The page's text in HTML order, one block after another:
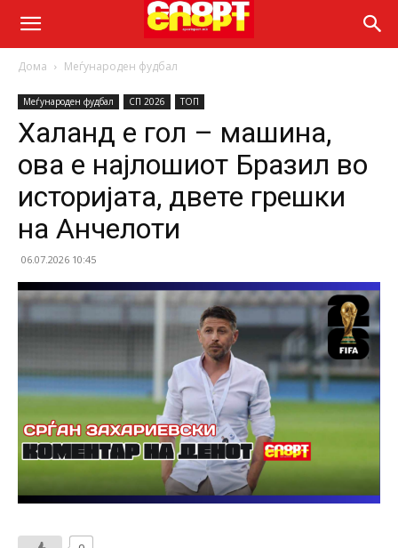
Дома Меѓународен фудбал
Меѓународен фудбал СП 2026 ТОП
Халанд е гол – машина,
ова е најлошиот Бразил во
историјата, двете грешки
на Анчелоти
06.07.2026 10:45